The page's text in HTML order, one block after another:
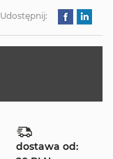
Udostępnij:
dostawa od: